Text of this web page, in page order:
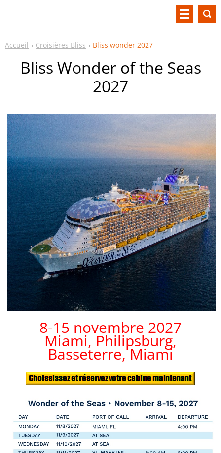
Accueil Croisières Bliss Bliss wonder 2027
Bliss Wonder of the Seas
2027
8-15 novembre 2027
Miami, Philipsburg,
Basseterre, Miami